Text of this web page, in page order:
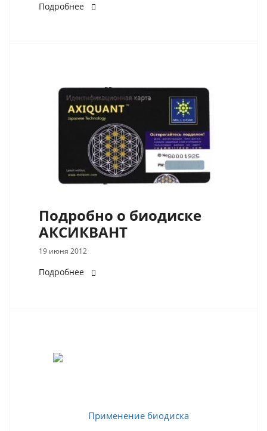
Подробнее
Подробно о биодиске
АКСИКВАНТ
19 июня 2012
Подробнее